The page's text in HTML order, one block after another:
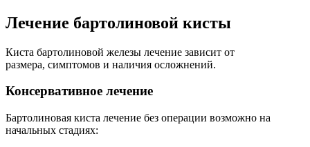
Лечение бартолиновой кисты
Киста бартолиновой железы лечение зависит от
размера, симптомов и наличия осложнений.
Консервативное лечение
Бартолиновая киста лечение без операции возможно на
начальных стадиях: